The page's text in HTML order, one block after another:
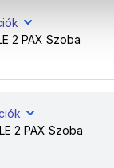
2 PAX Szoba
2 PAX Szoba